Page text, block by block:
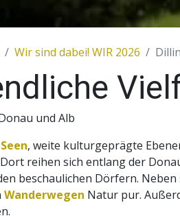
Wir sind dabei! WIR 2026
und Alb
Seen, weite kulturgeprägte
reihen sich entlang der
beschaulichen Dörfern.
Wanderwegen Natur pur.